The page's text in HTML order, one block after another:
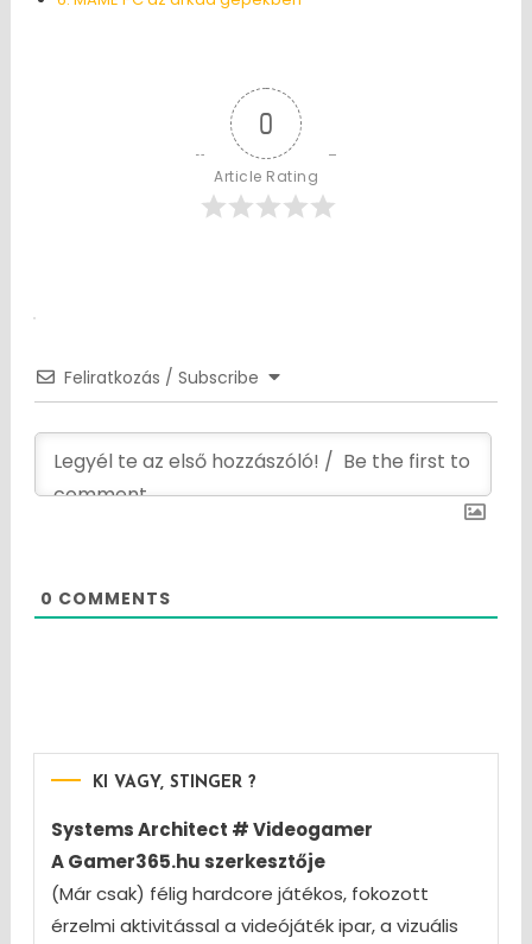
0
Article Rating
Feliratkozás / Subscribe
0 COMMENTS
KI VAGY, STINGER ?
Systems Architect # Videogamer
A Gamer365.hu szerkesztője
(Már csak) félig hardcore játékos, fokozott
érzelmi aktivitással a videójáték ipar, a vizuális